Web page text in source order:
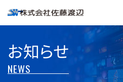
お知らせ
NEWS